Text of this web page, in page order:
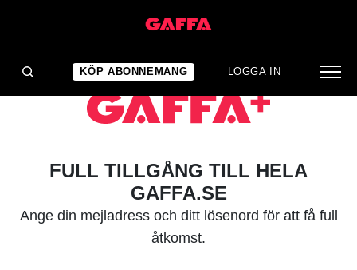
KÖP ABONNEMANG LOGGA IN
FULL TILLGÅNG TILL HELA
GAFFA.SE
Ange din mejladress och ditt lösenord för att få full
åtkomst.